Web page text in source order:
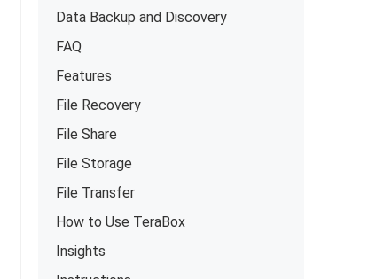
Data Backup and Discovery
FAQ
Features
File Recovery
File Share
File Storage
File Transfer
How to Use TeraBox
Insights